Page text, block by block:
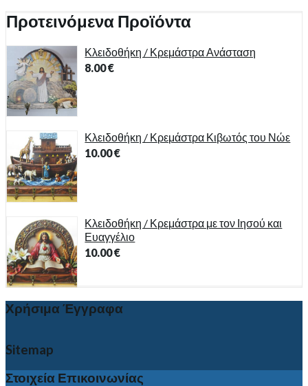
Προτεινόμενα Προϊόντα
Κλειδοθήκη / Κρεμάστρα Ανάσταση
8.00€
Κλειδοθήκη / Κρεμάστρα Κιβωτός του Νώε
10.00€
Κλειδοθήκη / Κρεμάστρα με τον Ιησού και
Ευαγγέλιο
10.00€
Χρήσιμα Έγγραφα
Sitemap
Στοιχεία Επικοινωνίας